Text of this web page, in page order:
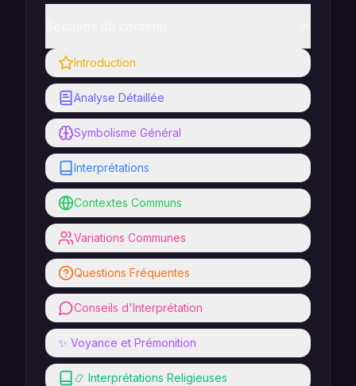
Introduction
Analyse Détaillée
Symbolisme Général
Interprétations
Contextes Communs
Variations Communes
Questions Fréquentes
Conseils d'Interprétation
✨ Voyance et Prémonition
📿 Interprétations Religieuses